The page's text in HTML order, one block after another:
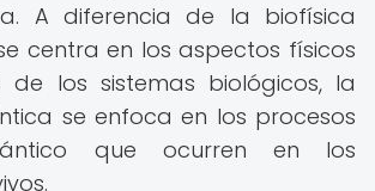
A diferencia de la biofísica
centra en los aspectos físicos
de los sistemas biológicos, la
se enfoca en los procesos
que ocurren en los